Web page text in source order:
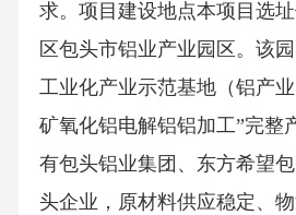
求。项目建设地点本项目选
区包头市铝业产业园区。该
工业化产业示范基地（铝产
矿氧化铝电解铝铝加工”完整
有包头铝业集团、东方希望
头企业，原材料供应稳定、